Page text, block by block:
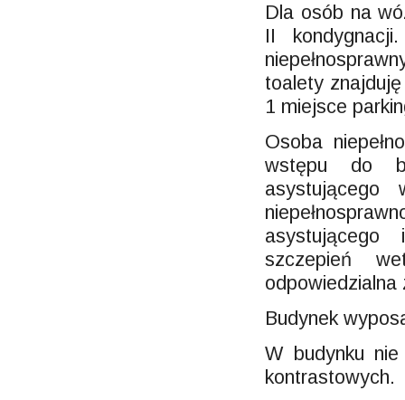
Dla osób na
II
toalety
1 miejsce
Osoba
wstępu do
asystującego
szczepień
Budynek
W budynku
kontrastowych.